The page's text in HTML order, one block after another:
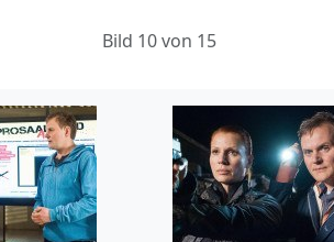
Bild 10 von 15